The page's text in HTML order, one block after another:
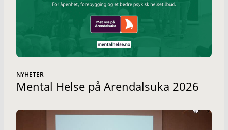
NYHETER
Mental Helse på Arendalsuka 2026